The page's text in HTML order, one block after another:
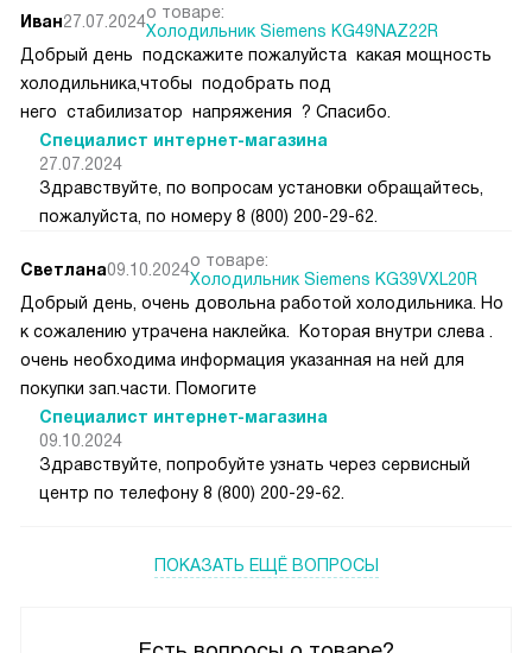
Иван27.07.2024о товаре:
Холодильник Siemens KG49NAZ22R
Добрый день подскажите пожалуйста какая мощность
холодильника,чтобы подобрать под
него стабилизатор напряжения ? Спасибо.
Специалист интернет-магазина
27.07.2024
Здравствуйте, по вопросам установки обращайтесь,
пожалуйста, по номеру 8 (800) 200-29-62.
Светлана09.10.2024о товаре:
Холодильник Siemens KG39VXL20R
Добрый день, очень довольна работой холодильника. Но
к сожалению утрачена наклейка. Которая внутри слева .
очень необходима информация указанная на ней для
покупки зап.части. Помогите
Специалист интернет-магазина
09.10.2024
Здравствуйте, попробуйте узнать через сервисный
центр по телефону 8 (800) 200-29-62.
ПОКАЗАТЬ ЕЩЁ ВОПРОСЫ